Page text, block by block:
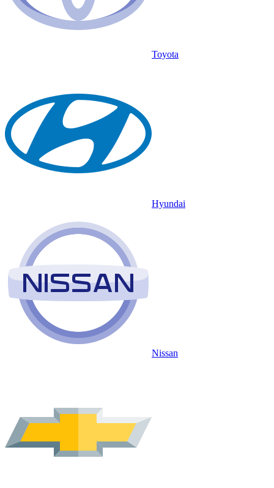
Toyota
Hyundai
Nissan